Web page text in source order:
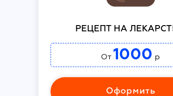
РЕЦЕПТ НА
От 1000 р
Оформить